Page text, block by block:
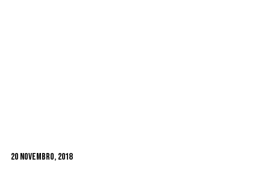
20 Novembro, 2018